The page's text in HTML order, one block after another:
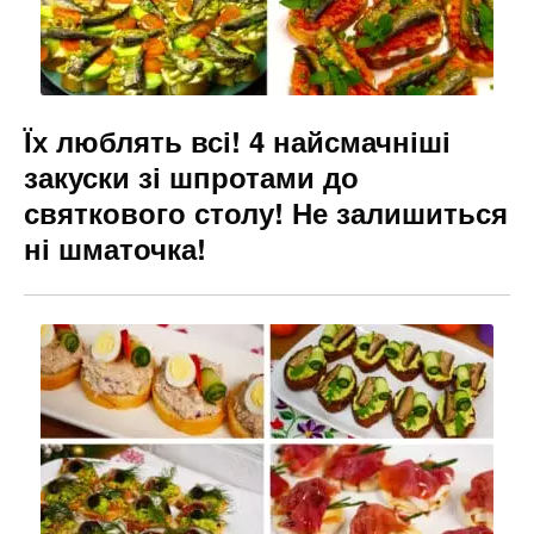
Їх люблять всі! 4 найсмачніші
закуски зі шпротами до
святкового столу! Не залишиться
ні шматочка!